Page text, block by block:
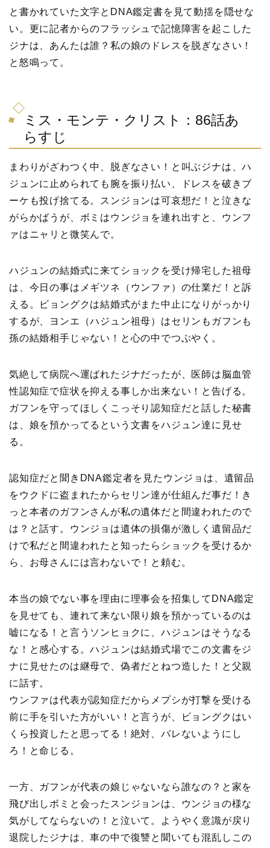
と書かれていた文字とDNA鑑定書を見て動揺を隠せな
い。更に記者からのフラッシュで記憶障害を起こした
ジナは、あんたは誰？私の娘のドレスを脱ぎなさい！
と怒鳴って。
ミス・モンテ・クリスト：86話あ
らすじ
まわりがざわつく中、脱ぎなさい！と叫ぶジナは、ハ
ジュンに止められても腕を振り払い、ドレスを破きブ
ーケも投げ捨てる。スンジョンは可哀想だ！と泣きな
がらかばうが、ボミはウンジョを連れ出すと、ウンフ
ァはニャリと微笑んで。
ハジュンの結婚式に来てショックを受け帰宅した祖母
は、今日の事はメギツネ（ウンファ）の仕業だ！と訴
える。ビョングクは結婚式がまた中止になりがっかり
するが、ヨンエ（ハジュン祖母）はセリンもガフンも
孫の結婚相手じゃない！と心の中でつぶやく。
気絶して病院へ運ばれたジナだったが、医師は脳血管
性認知症で症状を抑える事しか出来ない！と告げる。
ガフンを守ってほしくこっそり認知症だと話した秘書
は、娘を預かってるという文書をハジュン達に見せ
る。
認知症だと聞きDNA鑑定者を見たウンジョは、遺留品
をウクドに盗まれたからセリン達が仕組んだ事だ！き
っと本者のガフンさんが私の遺体だと間違われたので
は？と話す。ウンジョは遺体の損傷が激しく遺留品だ
けで私だと間違われたと知ったらショックを受けるか
ら、お母さんには言わないで！と頼む。
本当の娘でない事を理由に理事会を招集してDNA鑑定
を見せても、連れて来ない限り娘を預かっているのは
嘘になる！と言うソンヒョクに、ハジュンはそうなる
な！と感心する。ハジュンは結婚式場でこの文書をジ
ナに見せたのは継母で、偽者だとねつ造した！と父親
に話す。
ウンファは代表が認知症だからメプシが打撃を受ける
前に手を引いた方がいい！と言うが、ビョングクはい
くら投資したと思ってる！絶対、バレないようにし
ろ！と命じる。
一方、ガフンが代表の娘じゃないなら誰なの？と家を
飛び出しボミと会ったスンジョンは、ウンジョの様な
気がしてならないの！と泣いて。ようやく意識が戻り
退院したジナは、車の中で復讐と聞いても混乱しこの